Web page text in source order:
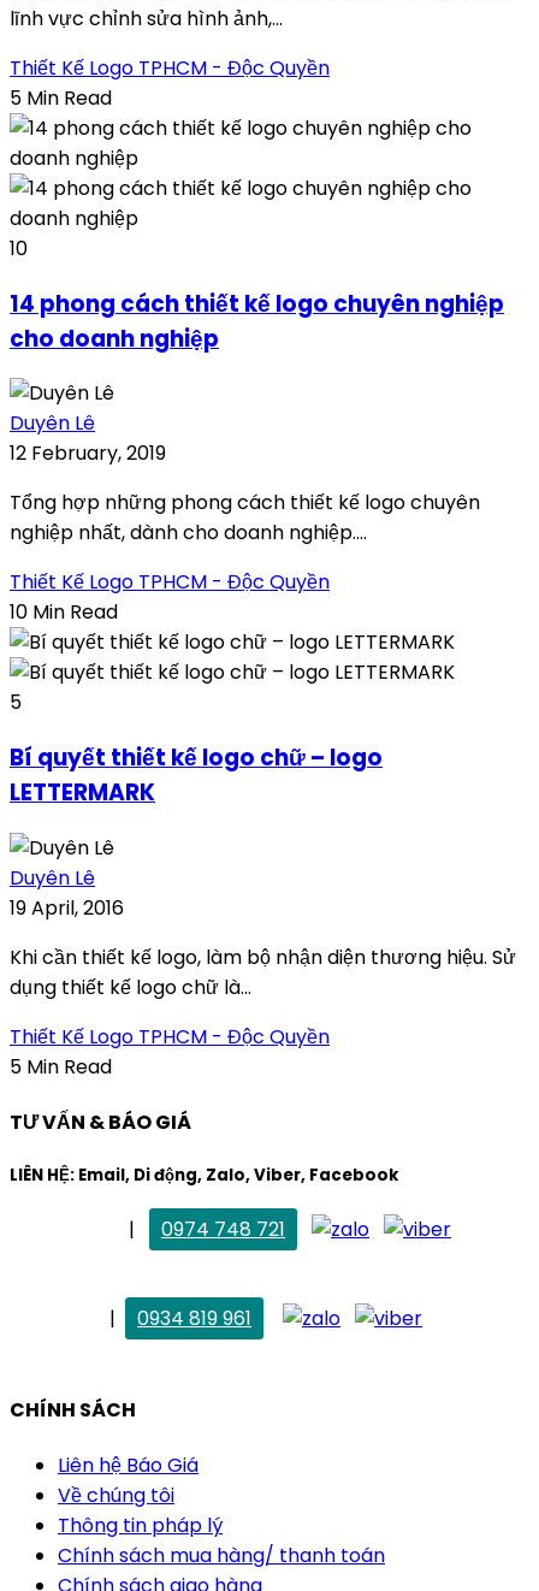
lĩnh vực chỉnh sửa hình ảnh,...
Thiết Kế Logo TPHCM - Độc Quyền
5 Min Read
10
14 phong cách thiết kế logo chuyên nghiệp
cho doanh nghiệp
Duyên Lê
12 February, 2019
Tổng hợp những phong cách thiết kế logo chuyên
nghiệp nhất, dành cho doanh nghiệp....
Thiết Kế Logo TPHCM - Độc Quyền
10 Min Read
5
Bí quyết thiết kế logo chữ – logo
LETTERMARK
Duyên Lê
19 April, 2016
Khi cần thiết kế logo, làm bộ nhận diện thương hiệu. Sử
dụng thiết kế logo chữ là...
Thiết Kế Logo TPHCM - Độc Quyền
5 Min Read
TƯ VẤN & BÁO GIÁ
LIÊN HỆ: Email, Di động, Zalo, Viber, Facebook
|
0974 748 721
|
0934 819 961
CHÍNH SÁCH
Liên hệ Báo Giá
Về chúng tôi
Thông tin pháp lý
Chính sách mua hàng/ thanh toán